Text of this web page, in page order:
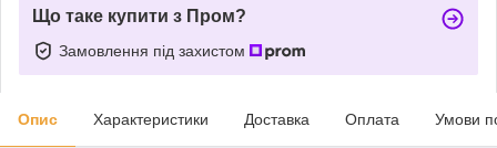
Що таке купити з Пром?
Замовлення під захистом
Опис Характеристики Доставка Оплата Умови